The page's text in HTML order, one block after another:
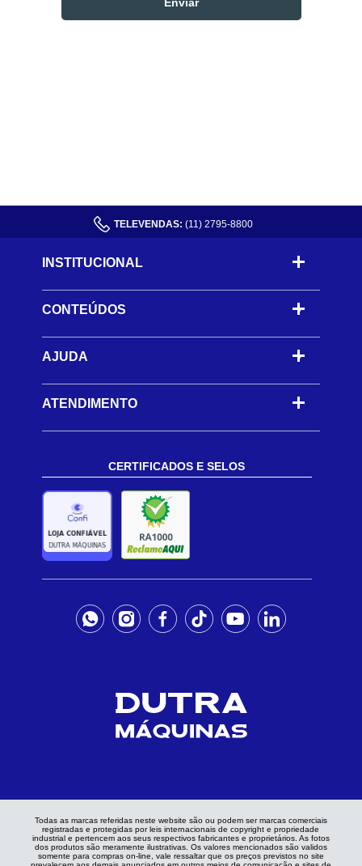
TELEVENDAS: (11) 2795-8800
INSTITUCIONAL
CONTEÚDOS -
AJUDA -
ATENDIMENTO
CERTIFICADOS E SELOS
Todas as marcas referidas neste website são ou podem ser marcas comerciais
registradas e protegidas por leis internacionais de copyright e propriedade
industrial e pertencem aos seus respectivos fabricantes e proprietários. As fotos
dos produtos são meramente ilustrativas. Os valores mencionados são validos
somente para compras on-line, vale ressaltar que os preços previstos no site